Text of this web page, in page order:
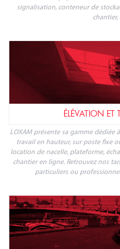
signalisation, conteneur de
ÉLÉVATION ET
LOXAM présente sa gamme
travail en hauteur, sur poste fixe
location de nacelle, plateforme,
chantier en ligne. Retrouvez nos
particuliers ou